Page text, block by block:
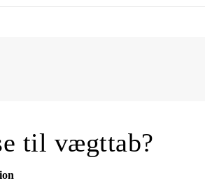
til vægttab?